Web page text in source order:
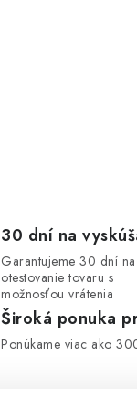
30 dní na
Garantujeme 30 dní na
otestovanie tovaru s
možnosťou vrátenia
Široká ponuka
Ponúkame viac ako